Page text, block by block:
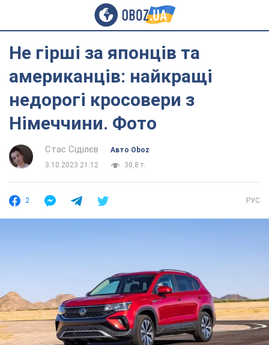
Не гірші за японців та
американців: найкращі
недорогі кросовери з
Німеччини. Фото
Стас Сіділєв
Авто Oboz
3.10.2023 21:12
30,8 т.
2 РУС